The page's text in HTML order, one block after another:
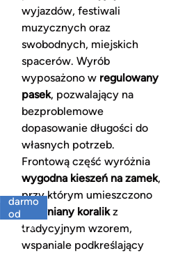
darmo
od
150 zł
wyjazdów, festiwali
muzycznych oraz
swobodnych, miejskich
spacerów. Wyrób
wyposażono w regulowany
pasek, pozwalający na
bezproblemowe
dopasowanie długości do
własnych potrzeb.
Frontową część wyróżnia
wygodna kieszeń na zamek,
przy którym umieszczono
drewniany koralikz
tradycyjnym wzorem,
wspaniale podkreślający